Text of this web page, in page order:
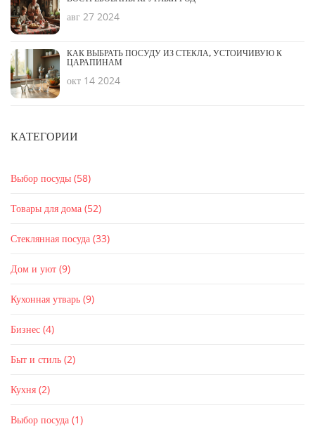
авг 27 2024
КАК ВЫБРАТЬ ПОСУДУ ИЗ СТЕКЛА, УСТОЙЧИВУЮ К
ЦАРАПИНАМ
окт 14 2024
КАТЕГОРИИ
Выбор посуды (58)
Товары для дома (52)
Стеклянная посуда (33)
Дом и уют (9)
Кухонная утварь (9)
Бизнес (4)
Быт и стиль (2)
Кухня (2)
Выбор посуда (1)